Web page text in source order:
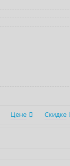
Цене Скидке